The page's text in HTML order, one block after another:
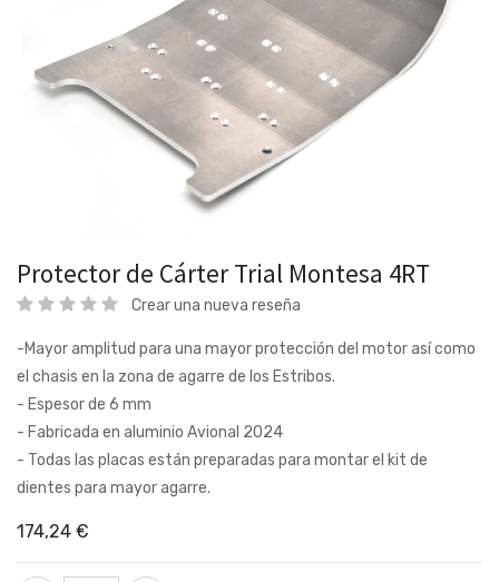
Protector de Cárter Trial Montesa 4RT
Crear una nueva reseña
-Mayor amplitud para una mayor protección del motor así como
el chasis en la zona de agarre de los Estribos.
- Espesor de 6 mm
- Fabricada en aluminio Avional 2024
- Todas las placas están preparadas para montar el kit de
dientes para mayor agarre.
174,24 €